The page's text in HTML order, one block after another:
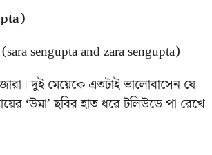
দুই মেয়েকে এতটাই ভালোবাসেন যে
‘উমা’ ছবির হাত ধরে টলিউডে পা রেখে